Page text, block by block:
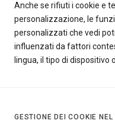
Anche se rifiuti i cookie e
personalizzazione, le
personalizzati che vedi
influenzati da fattori
lingua, il tipo di dispositivo
GESTIONE DEI COOKIE NEL